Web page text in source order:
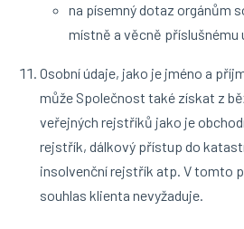
na písemný dotaz orgánům
místně a věcně příslušnému
Osobní údaje, jako je jméno a
může Společnost také získat z
veřejných rejstříků jako je
rejstřík, dálkový přístup do
insolvenční rejstřík atp. V tomto
souhlas klienta nevyžaduje.